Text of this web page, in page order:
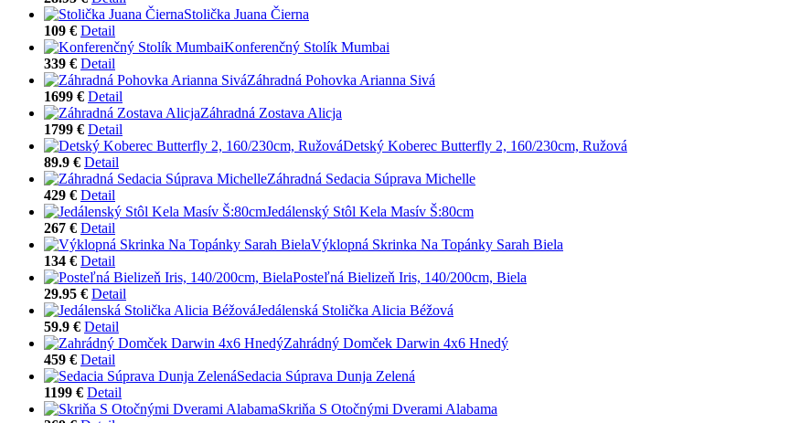
Stolička Juana Čierna
109 € Detail
Konferenčný Stolík Mumbai
339 € Detail
Záhradná Pohovka Arianna Sivá
1699 € Detail
Záhradná Zostava Alicja
1799 € Detail
Detský Koberec Butterfly 2, 160/230cm, Ružová
89.9 € Detail
Záhradná Sedacia Súprava Michelle
429 € Detail
Jedálenský Stôl Kela Masív Š:80cm
267 € Detail
Výklopná Skrinka Na Topánky Sarah Biela
134 € Detail
Posteľná Bielizeň Iris, 140/200cm, Biela
29.95 € Detail
Jedálenská Stolička Alicia Béžová
59.9 € Detail
Zahrádný Domček Darwin 4x6 Hnedý
459 € Detail
Sedacia Súprava Dunja Zelená
1199 € Detail
Skriňa S Otočnými Dverami Alabama